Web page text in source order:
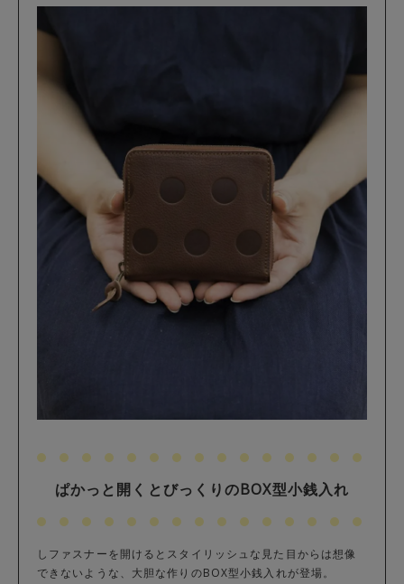
ぱかっと開くとびっくりのBOX型小銭入れ
しファスナーを開けるとスタイリッシュな見た目からは想像
できないような、大胆な作りのBOX型小銭入れが登場。